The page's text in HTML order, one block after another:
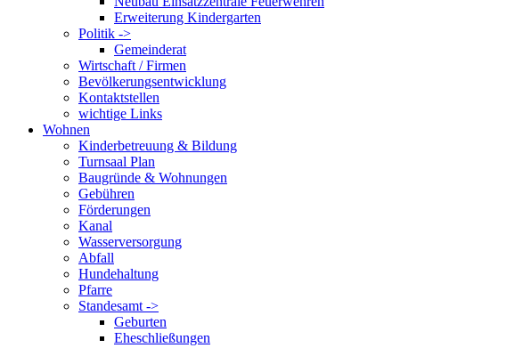
Erweiterung Kindergarten
Politik ->
Gemeinderat
Wirtschaft / Firmen
Bevölkerungsentwicklung
Kontaktstellen
wichtige Links
Wohnen
Kinderbetreuung & Bildung
Turnsaal Plan
Baugründe & Wohnungen
Gebühren
Förderungen
Kanal
Wasserversorgung
Abfall
Hundehaltung
Pfarre
Standesamt ->
Geburten
Eheschließungen